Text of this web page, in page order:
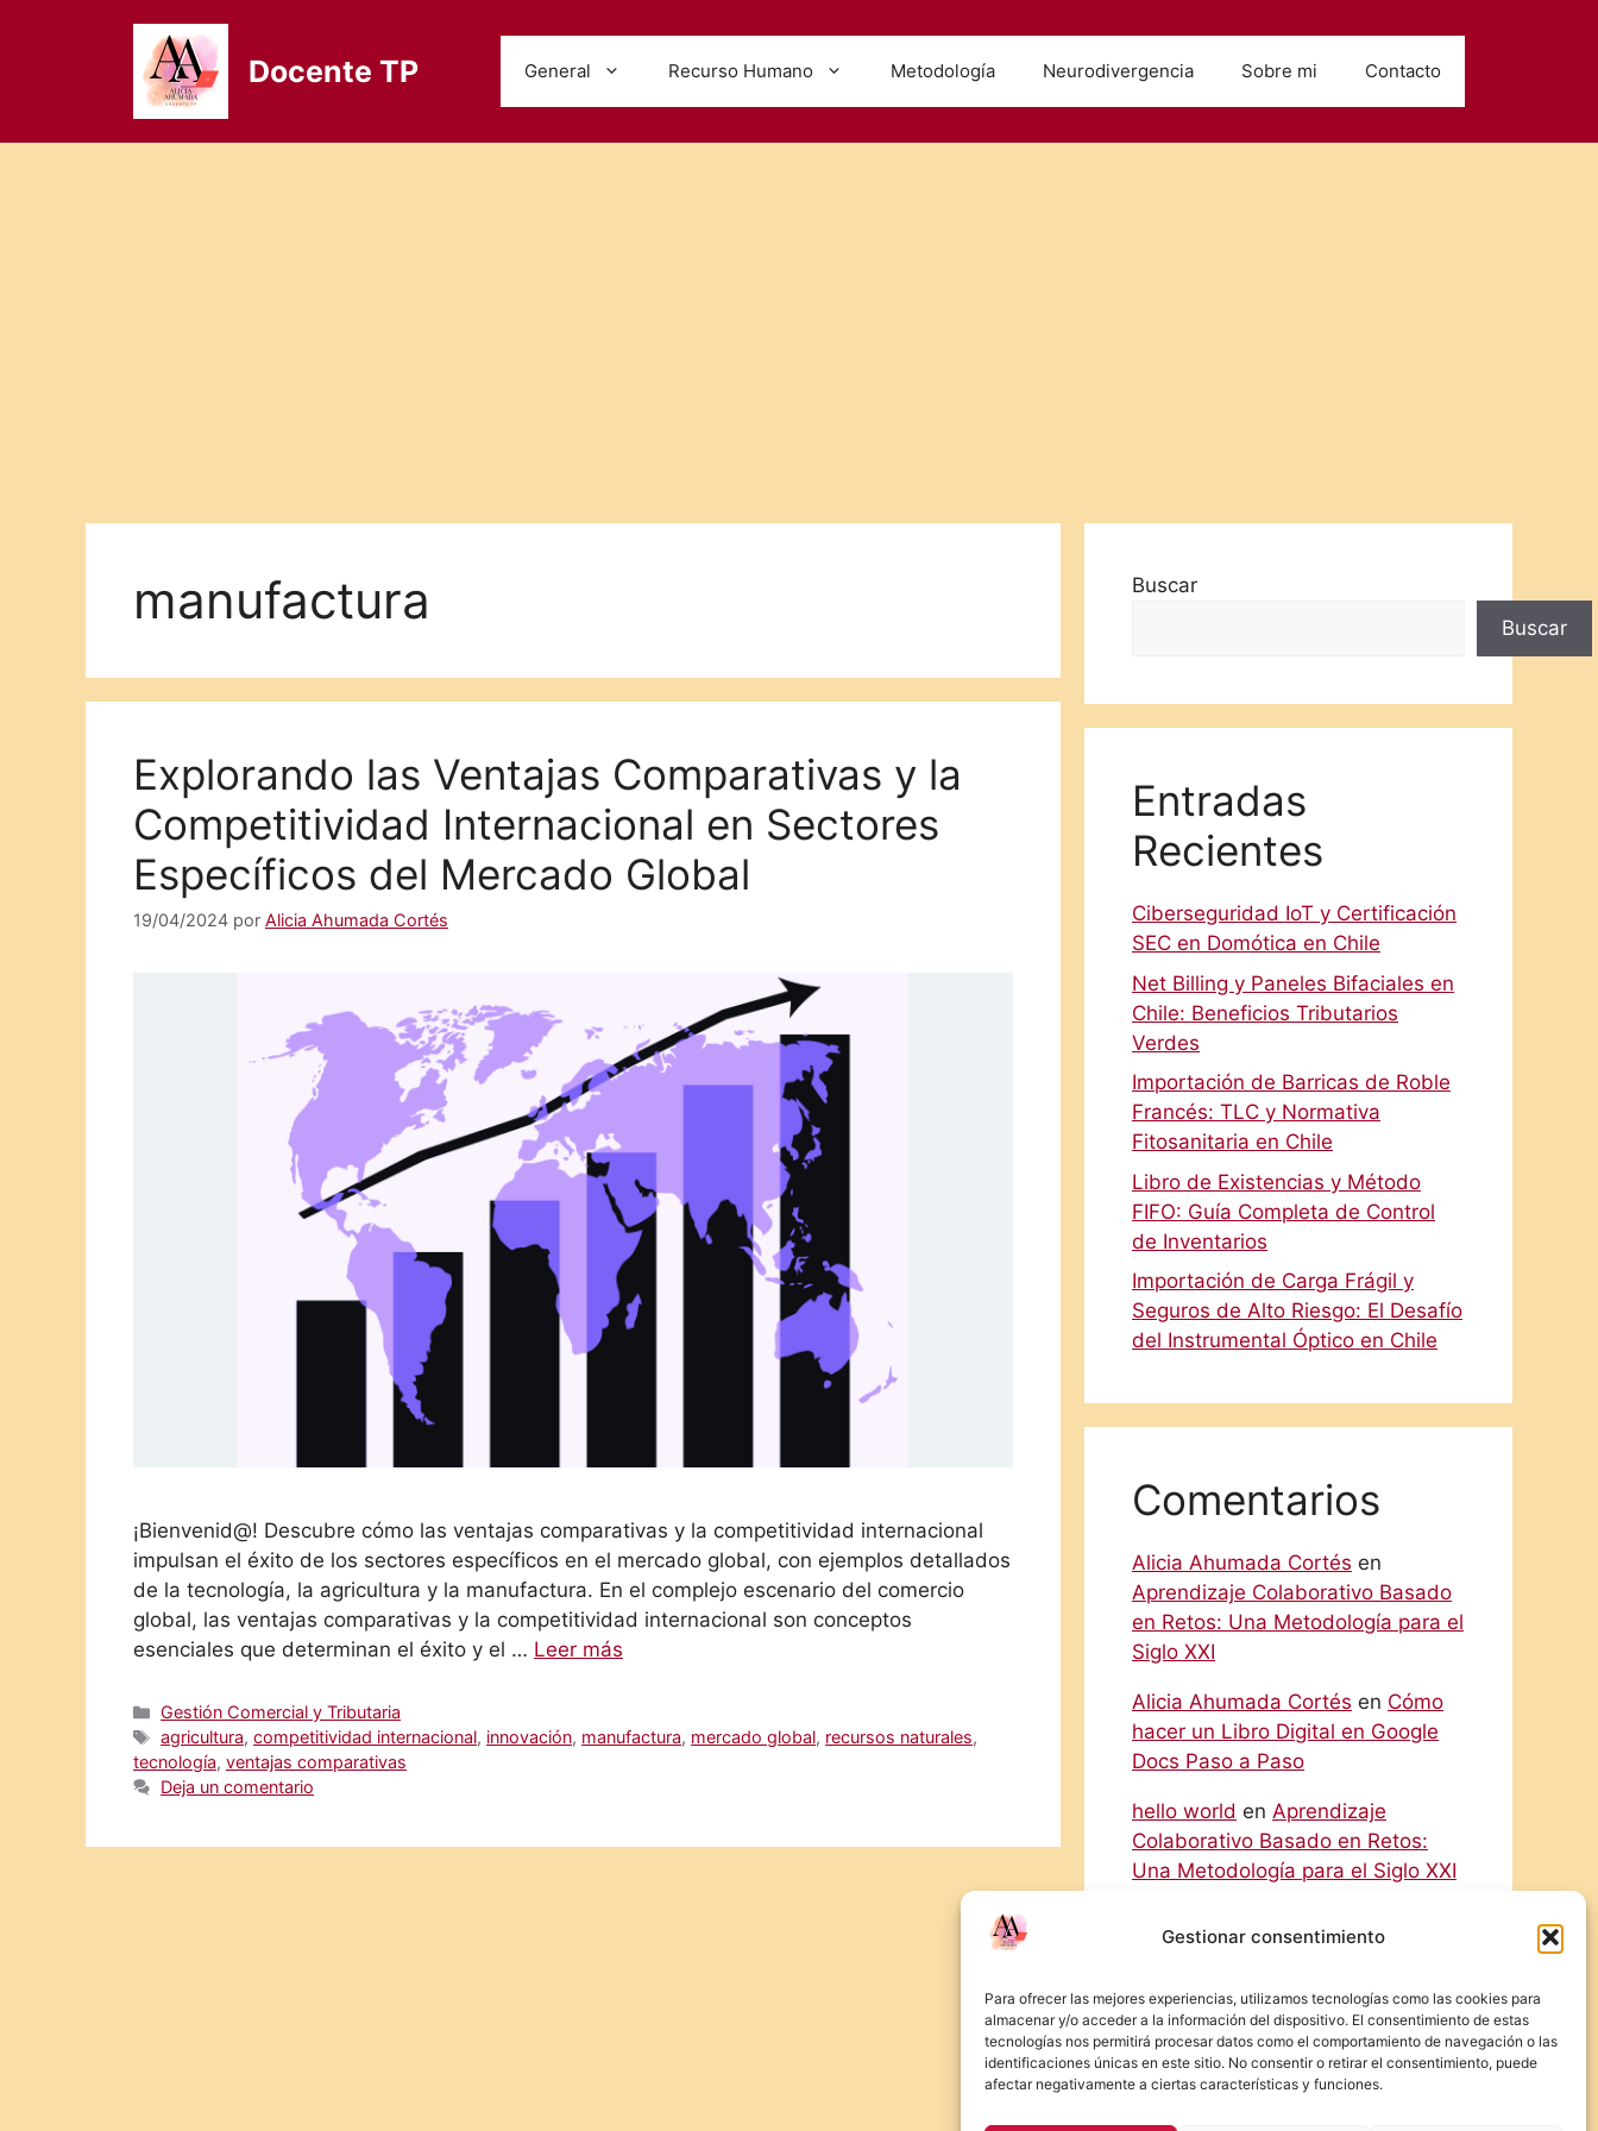
Gestionar consentimiento
Para ofrecer las mejores experiencias, utilizamos tecnologías como las cookies para
almacenar y/o acceder a la información del dispositivo. El consentimiento de estas
tecnologías nos permitirá procesar datos como el comportamiento de navegación o las
identificaciones únicas en este sitio. No consentir o retirar el consentimiento, puede
afectar negativamente a ciertas características y funciones.
Docente TP General Recurso Humano Metodología Neurodivergencia Sobre mi Contacto
manufactura
Explorando las Ventajas Comparativas y la
Competitividad Internacional en Sectores
Específicos del Mercado Global
19/04/2024 por Alicia Ahumada Cortés
¡Bienvenid@! Descubre cómo las ventajas comparativas y la competitividad internacional
impulsan el éxito de los sectores específicos en el mercado global, con ejemplos detallados
de la tecnología, la agricultura y la manufactura. En el complejo escenario del comercio
global, las ventajas comparativas y la competitividad internacional son conceptos
esenciales que determinan el éxito y el … Leer más
Categorías
Gestión Comercial y Tributaria
Etiquetas
agricultura,competitividad internacional, innovación, manufactura, mercado global, recursos naturales,
tecnología, ventajas comparativas
Deja un comentario
Buscar
Buscar
Entradas
Recientes
Ciberseguridad IoT y Certificación
SEC en Domótica en Chile
Net Billing y Paneles Bifaciales en
Chile: Beneficios Tributarios
Verdes
Importación de Barricas de Roble
Francés: TLC y Normativa
Fitosanitaria en Chile
Libro de Existencias y Método
FIFO: Guía Completa de Control
de Inventarios
Importación de Carga Frágil y
Seguros de Alto Riesgo: El Desafío
del Instrumental Óptico en Chile
Comentarios
Alicia Ahumada Cortés en
Aprendizaje Colaborativo Basado
en Retos: Una Metodología para el
Siglo XXI
Alicia Ahumada Cortés en Cómo
hacer un Libro Digital en Google
Docs Paso a Paso
hello world en Aprendizaje
Colaborativo Basado en Retos:
Una Metodología para el Siglo XXI
Digital en Google Docs Paso a
Eliecer Campos Cárdenasen
Diferencias y Relaciones entre las
NIC y las NIIF: Una Guía Detallada